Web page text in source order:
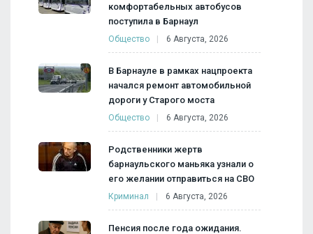
комфортабельных автобусов
поступила в Барнаул
Общество 6 Августа, 2026
В Барнауле в рамках нацпроекта
начался ремонт автомобильной
дороги у Старого моста
Общество 6 Августа, 2026
Родственники жертв
барнаульского маньяка узнали о
его желании отправиться на СВО
Криминал 6 Августа, 2026
Пенсия после года ожидания.